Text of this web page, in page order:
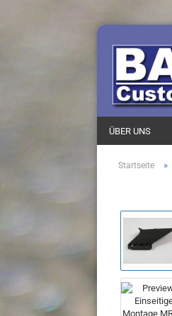
ÜBER UNS
Startseite »